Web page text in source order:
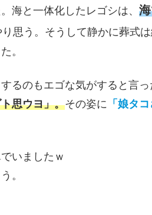
海と一体化したレゴシは、
思う。そうして静かに葬式は
。
るのもエゴな気がすると言っ
思ウヨ」。その姿に 「娘タ
いましたｗ
。